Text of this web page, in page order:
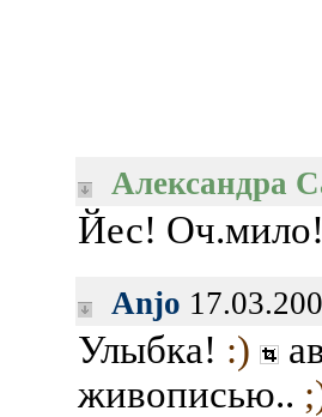
Александра
Йес!
Anjo
Улыбка! :)
живописью..